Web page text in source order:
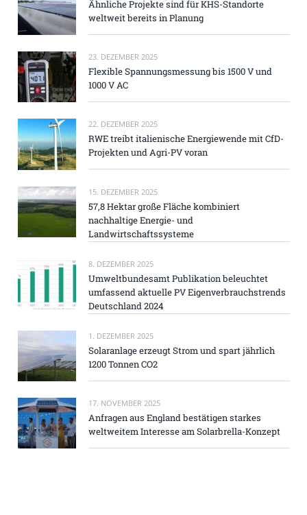
Ähnliche Projekte sind für KHS-Standorte
weltweit bereits in Planung
23. DEZEMBER 2025
Flexible Spannungsmessung bis 1500 V und
1000 V AC
22. DEZEMBER 2025
RWE treibt italienische Energiewende mit CfD-
Projekten und Agri-PV voran
15. DEZEMBER 2025
57,8 Hektar große Fläche kombiniert
nachhaltige Energie- und
Landwirtschaftssysteme
8. DEZEMBER 2025
Umweltbundesamt Publikation beleuchtet
umfassend aktuelle PV Eigenverbrauchstrends
Deutschland 2024
1. DEZEMBER 2025
Solaranlage erzeugt Strom und spart jährlich
1200 Tonnen CO2
17. NOVEMBER 2025
Anfragen aus England bestätigen starkes
weltweitem Interesse am Solarbrella-Konzept